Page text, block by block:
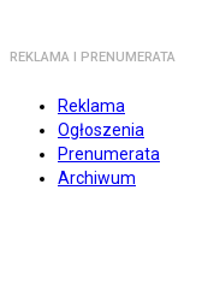
REKLAMA I PRENUMERATA
Reklama
Ogłoszenia
Prenumerata
Archiwum